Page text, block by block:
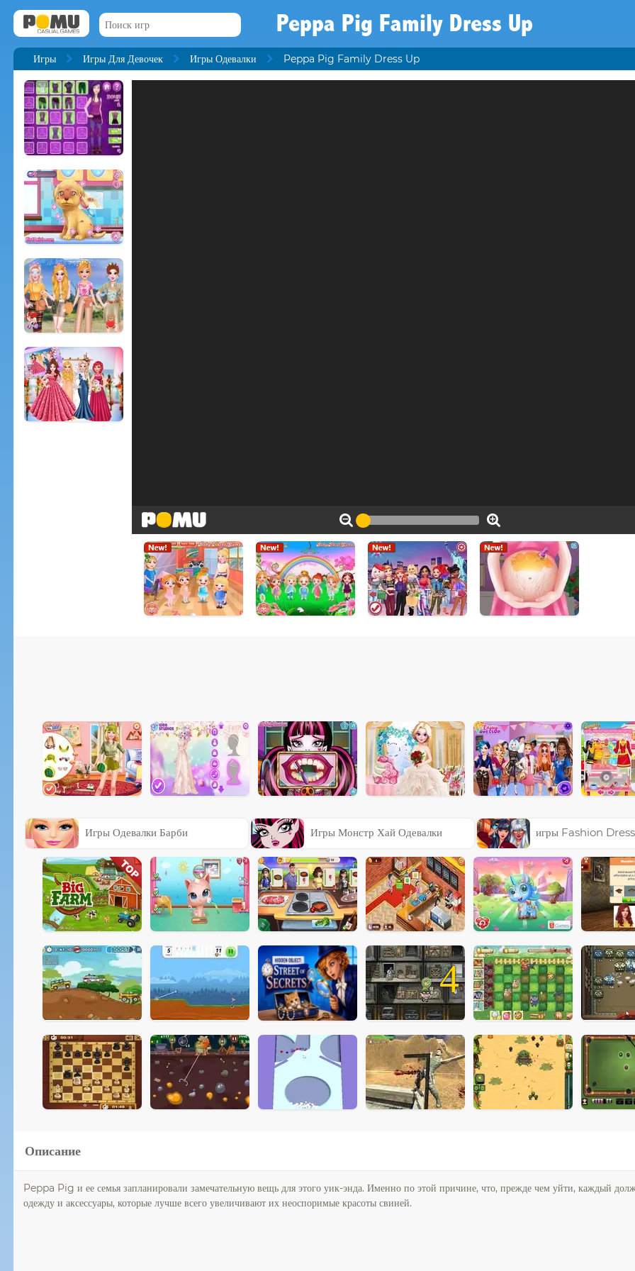
Peppa Pig Family Dress Up
Игры Игры Для Девочек Игры Одевалки Peppa Pig Family Dress Up
Игры Одевалки Барби Игры Монстр Хай Одевалки игры Fashion
4
Описание
Peppa Pig и ее семья запланировали замечательную вещь для этого уик-энда. Именно по этой причине, что, прежде чем уйти, каждый
одежду и аксессуары, которые лучше всего увеличивают их неоспоримые красоты свиней.